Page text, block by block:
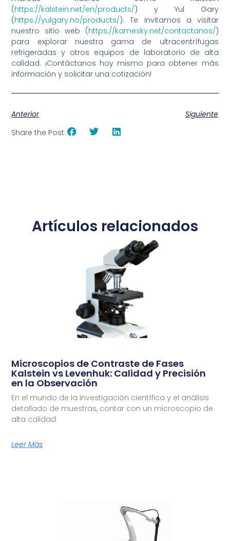
(https://kalstein.net/en/products/) y Yul Gary
(https://yulgary.no/products/). Te invitamos a visitar
nuestro sitio web (https://kamesky.net/contactanos/)
para explorar nuestra gama de ultracentrífugas
refrigeradas y otros equipos de laboratorio de alta
calidad. ¡Contáctanos hoy mismo para obtener más
información y solicitar una cotización!
Anterior
Siguiente
Share the Post:
Artículos relacionados
Microscopios de Contraste de Fases
Kalstein vs Levenhuk: Calidad y Precisión
en la Observación
En el mundo de la investigación científica y el análisis
detallado de muestras, contar con un microscopio de
alta calidad
Leer Más